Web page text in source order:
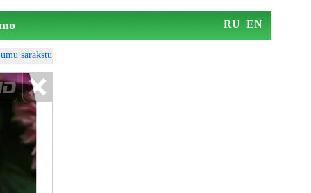
RU EN
sarakstu